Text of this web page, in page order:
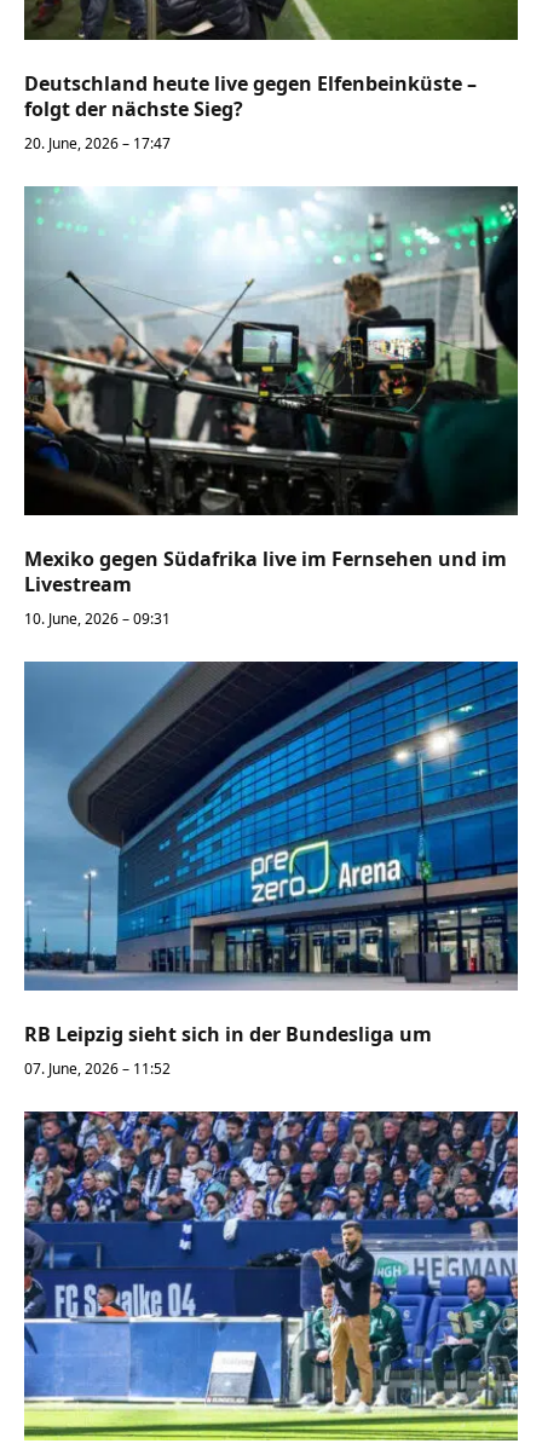
Deutschland heute live gegen Elfenbeinküste –
folgt der nächste Sieg?
20. June, 2026 – 17:47
Mexiko gegen Südafrika live im Fernsehen und im
Livestream
10. June, 2026 – 09:31
RB Leipzig sieht sich in der Bundesliga um
07. June, 2026 – 11:52